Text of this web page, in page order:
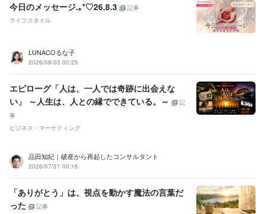
今日のメッセージ.⁠｡⁠*⁠♡26.8.3
記事
ライフスタイル
LUNACOるな子
2026/08/03 00:25
エピローグ「人は、一人では奇跡に出会えな
い」 ～人生は、人との縁でできている。～
記
事
ビジネス・マーケティング
品田知紀｜破産から再起したコンサルタント
2026/07/31 00:16
「ありがとう」は、視点を動かす魔法の言葉だ
った
記事